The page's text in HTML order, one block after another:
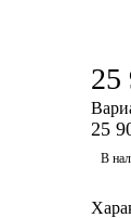
25
25
В